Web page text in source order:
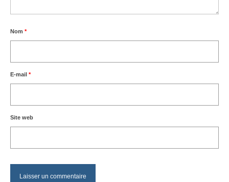
Nom *
E-mail *
Site web